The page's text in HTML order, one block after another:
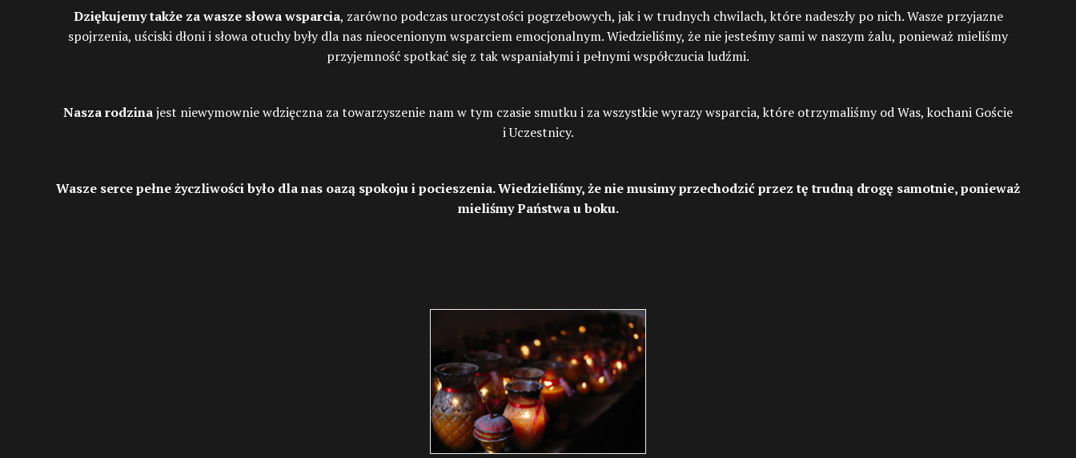
Dziękujemy także za wasze słowa wsparcia, zarówno podczas uroczystości pogrzebowych, jak i w trudnych chwilach, które nadeszły po nich. Wasze przyjazne
spojrzenia, uściski dłoni i słowa otuchy były dla nas nieocenionym wsparciem emocjonalnym. Wiedzieliśmy, że nie jesteśmy sami w naszym żalu, ponieważ mieliśmy
przyjemność spotkać się z tak wspaniałymi i pełnymi współczucia ludźmi.
Nasza rodzinajest niewymownie wdzięczna za towarzyszenie nam w tym czasie smutku i za wszystkie wyrazy wsparcia, które otrzymaliśmy od Was, kochani Goście
i Uczestnicy.
Wasze serce pełne życzliwości było dla nas oazą spokoju i pocieszenia. Wiedzieliśmy, że nie musimy przechodzić przez tę trudną drogę samotnie, ponieważ
mieliśmy Państwa u boku.